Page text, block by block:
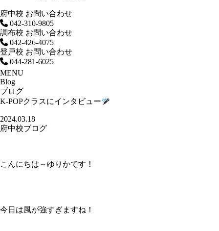
府中校 お問い合わせ
042-310-9805
調布校 お問い合わせ
042-426-4075
登戸校 お問い合わせ
044-281-6025
MENU
Blog
ブログ
K-POPクラスにインタビュー
2024.03.18
府中校ブログ
こんにちは～ゆりかです！
今日は風が強すぎますね！